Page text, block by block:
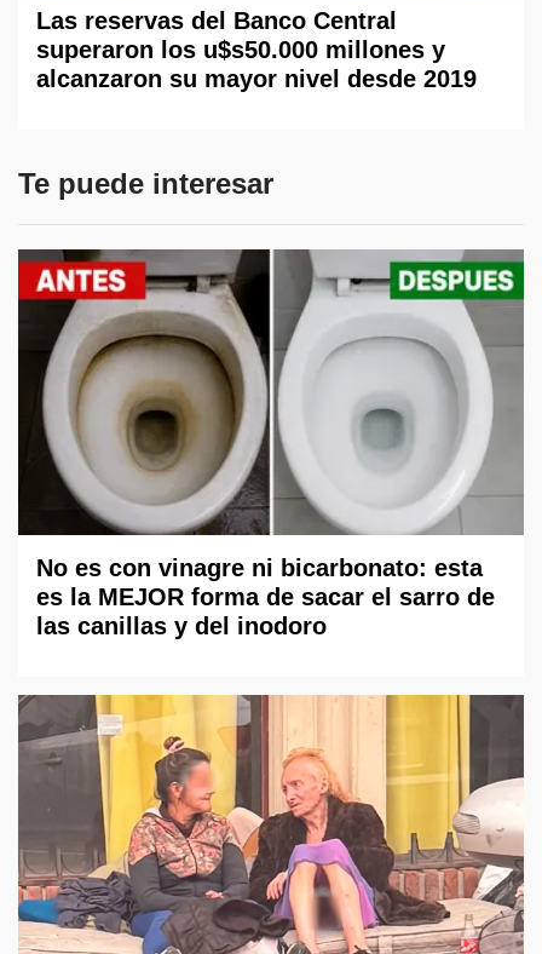
Las reservas del Banco Central
superaron los u$s50.000 millones y
alcanzaron su mayor nivel desde 2019
Te puede interesar
No es con vinagre ni bicarbonato: esta
es la MEJOR forma de sacar el sarro de
las canillas y del inodoro